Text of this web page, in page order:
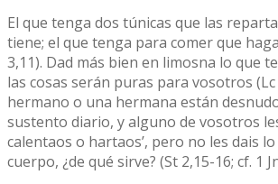
El que tenga dos túnicas que las
tiene; el que tenga para comer que
3,11). Dad más bien en limosna lo que
las cosas serán puras para vosotros (Lc
hermano o una hermana están
sustento diario, y alguno de vosotros
calentaos o hartaos’, pero no les dais
cuerpo, ¿de qué sirve? (St 2,15-16; cf. 1